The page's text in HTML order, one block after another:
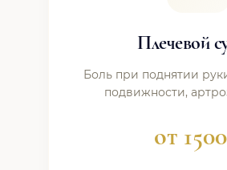
Плечевой
Боль при поднятии
подвижности,
от